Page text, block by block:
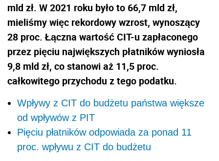
mld zł. W 2021 roku było to 66,7 mld zł,
mieliśmy więc rekordowy wzrost, wynoszący
28 proc. Łączna wartość CIT-u zapłaconego
przez pięciu największych płatników wyniosła
9,8 mld zł, co stanowi aż 11,5 proc.
całkowitego przychodu z tego podatku.
Wpływy z CIT do budżetu państwa większe
od wpływów z PIT
Pięciu płatników odpowiada za ponad 11
proc. wpływu z CIT do budżetu